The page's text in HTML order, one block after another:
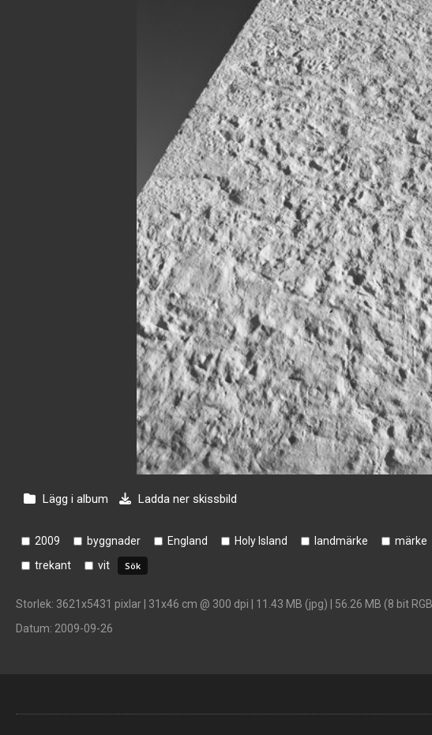
Lägg i album Ladda ner skissbild
2009 byggnader England Holy Island landmärke märke
trekant
vit
Storlek: 3621x5431 pixlar | 31x46 cm @ 300 dpi | 11.43 MB (jpg) | 56.26 MB (8 bit
Datum: 2009-09-26